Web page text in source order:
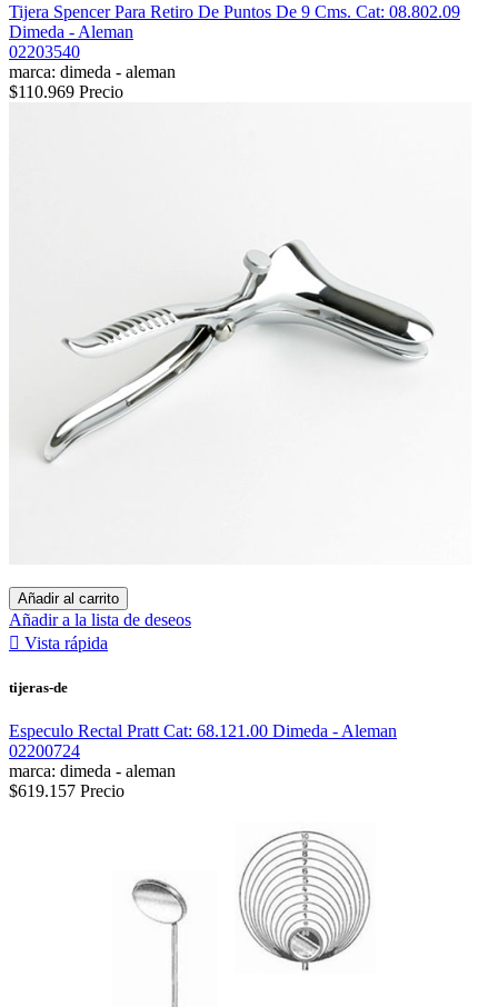
Tijera Spencer Para Retiro De Puntos De 9 Cms. Cat: 08.802.09
Dimeda - Aleman
02203540
marca: dimeda - aleman
$110.969 Precio
Añadir al carrito
Añadir a la lista de deseos
 Vista rápida
tijeras-de
Especulo Rectal Pratt Cat: 68.121.00 Dimeda - Aleman
02200724
marca: dimeda - aleman
$619.157 Precio